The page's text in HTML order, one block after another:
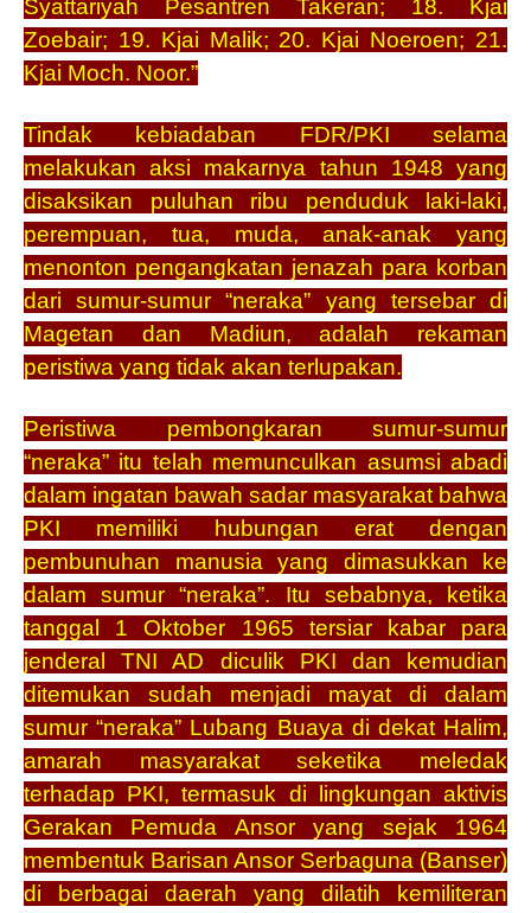
Syattariyah Pesantren Takeran; 18. Kjai
Zoebair; 19. Kjai Malik; 20. Kjai Noeroen; 21.
Kjai Moch. Noor.”
Tindak kebiadaban FDR/PKI selama
melakukan aksi makarnya tahun 1948 yang
disaksikan puluhan ribu penduduk laki-laki,
perempuan, tua, muda, anak-anak yang
menonton pengangkatan jenazah para korban
dari sumur-sumur “neraka” yang tersebar di
Magetan dan Madiun, adalah rekaman
peristiwa yang tidak akan terlupakan.
Peristiwa pembongkaran sumur-sumur
“neraka” itu telah memunculkan asumsi abadi
dalam ingatan bawah sadar masyarakat bahwa
PKI memiliki hubungan erat dengan
pembunuhan manusia yang dimasukkan ke
dalam sumur “neraka”. Itu sebabnya, ketika
tanggal 1 Oktober 1965 tersiar kabar para
jenderal TNI AD diculik PKI dan kemudian
ditemukan sudah menjadi mayat di dalam
sumur “neraka” Lubang Buaya di dekat Halim,
amarah masyarakat seketika meledak
terhadap PKI, termasuk di lingkungan aktivis
Gerakan Pemuda Ansor yang sejak 1964
membentuk Barisan Ansor Serbaguna (Banser)
di berbagai daerah yang dilatih kemiliteran